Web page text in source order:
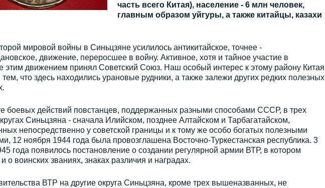
часть всего Китая), население - 6 млн человек,
главным образом уйгуры, а также китайцы, казахи
мировой войны в Синьцзяне усилилось антикитайское, точнее -
движение, переросшее в войну. Активное, хотя и тайное участие в
этим движением принял Советский Союз. Наш особый интерес к этому району Китая
что здесь находились урановые рудники, а также залежи других редких полезных
боевых действий повстанцев, поддержанных разными способами СССР, в трех
Синьцзяна - сначала Илийском, позднее Алтайском и Тарбагатайском,
непосредственно у советской границы и к тому же особо богатых полезными
12 ноября 1944 года была провозглашена Восточно-Туркестанская республика. 3
года появилось постановление о создании регулярной армии ВТР, в котором
о воинских званиях, знаках различия и наградах.
ВТР на другие округа Синьцзяна, кроме трех вышеназванных, не